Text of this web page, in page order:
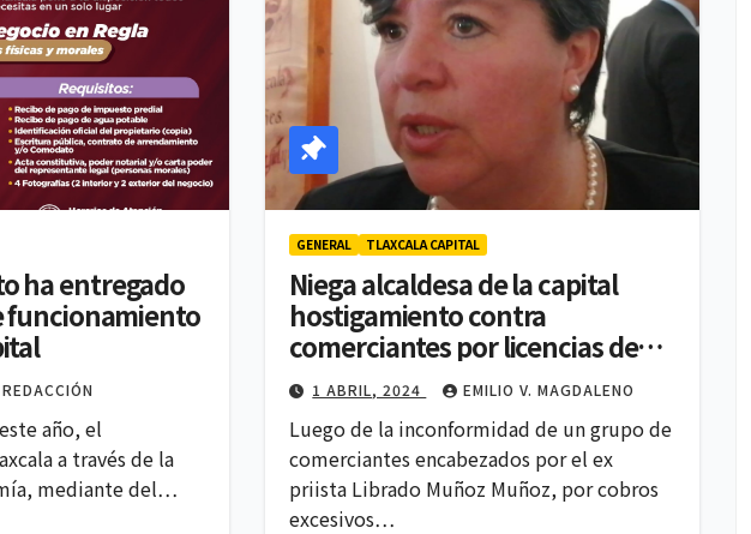
ha entregado
funcionamiento
REDACCIÓN
año, el
a través de la
mediante del…
GENERAL TLAXCALA CAPITAL
Niega alcaldesa de la capital
hostigamiento contra
comerciantes por licencias de
funcionamiento
1 ABRIL, 2024 EMILIO V. MAGDALENO
Luego de la inconformidad de un grupo de
comerciantes encabezados por el ex
priista Librado Muñoz Muñoz, por cobros
excesivos…
POLITICA
Lidera Ana Lilia
Rivera las
preferencias de
Morena en
4 AGOSTO, 2026 REDACCIÓN